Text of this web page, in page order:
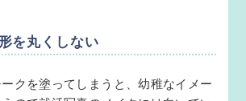
を丸くしない
クを塗ってしまうと、幼稚なイメー